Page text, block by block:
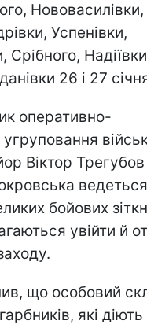
Нововасилівки,
Успенівки,
Срібного,
26 і 27
оперативно-
угруповання
Віктор
бойових
увійти й
що особовий
які